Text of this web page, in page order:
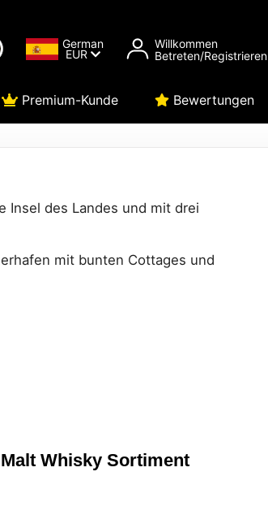
German
EUR
Willkommen
Betreten/Registrieren
Premium-Kunde Bewertungen
Insel des Landes und mit drei
mit bunten Cottages und
Whisky Sortiment